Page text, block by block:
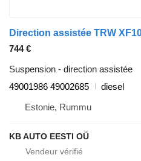
744 €
Suspension - direction assistée
49001986 49002685
diesel
Estonie, Rummu
KB AUTO EESTI OÜ